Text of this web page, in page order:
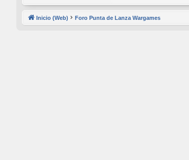
Inicio (Web) Foro Punta de Lanza Wargames